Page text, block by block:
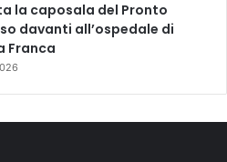
la caposala del Pronto
davanti all’ospedale di
Franca